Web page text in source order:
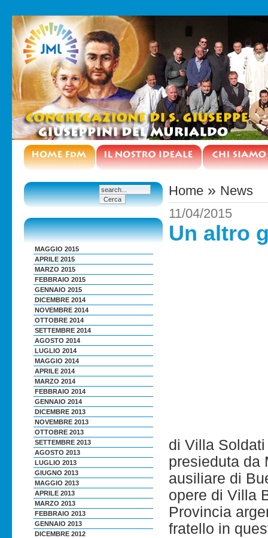
MAGGIO 2015
APRILE 2015
MARZO 2015
FEBBRAIO 2015
GENNAIO 2015
DICEMBRE 2014
NOVEMBRE 2014
OTTOBRE 2014
SETTEMBRE 2014
AGOSTO 2014
LUGLIO 2014
MAGGIO 2014
APRILE 2014
MARZO 2014
FEBBRAIO 2014
GENNAIO 2014
DICEMBRE 2013
NOVEMBRE 2013
OTTOBRE 2013
SETTEMBRE 2013
AGOSTO 2013
LUGLIO 2013
GIUGNO 2013
MAGGIO 2013
APRILE 2013
MARZO 2013
FEBBRAIO 2013
GENNAIO 2013
DICEMBRE 2012
Home » News
11/04/2015
Un altro
di Villa
presieduta da
ausiliare di
opere di Villa
Provincia
fratello in